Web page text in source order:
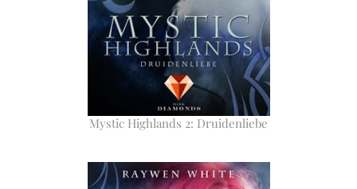
Mystic Highlands 2: Druidenliebe